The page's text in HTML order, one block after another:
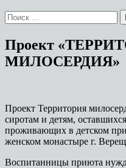
Проект
МИЛОСЕРДИЯ»
Проект Территория
сиротам и детям,
проживающих в детском
женском монастыре г.
Воспитанницы приюта